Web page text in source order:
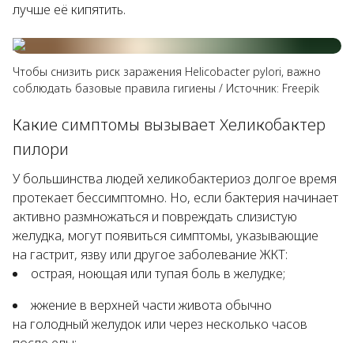
лучше её кипятить.
Чтобы снизить риск заражения Helicobacter pylori, важно
соблюдать базовые правила гигиены / Источник: Freepik
Какие симптомы вызывает Хеликобактер
пилори
У большинства людей хеликобактериоз долгое время
протекает бессимптомно. Но, если бактерия начинает
активно размножаться и повреждать слизистую
желудка, могут появиться симптомы, указывающие
на гастрит, язву или другое заболевание ЖКТ:
острая, ноющая или тупая боль в желудке;
жжение в верхней части живота обычно
на голодный желудок или через несколько часов